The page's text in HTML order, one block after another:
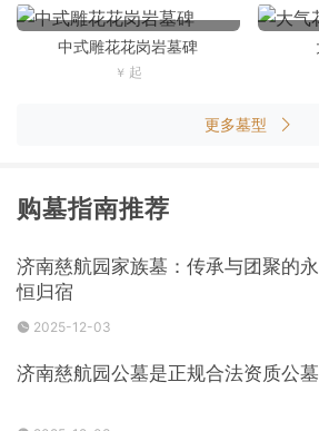
中式雕花花岗岩墓碑
更多墓型
购墓指南推荐
济南慈航园家族墓：传承与团聚的永
恒归宿
2025-12-03
济南慈航园公墓是正规合法资质公墓